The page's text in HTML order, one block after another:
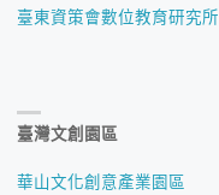
臺東資策會數位教育研究所
臺灣文創園區
華山文化創意產業園區